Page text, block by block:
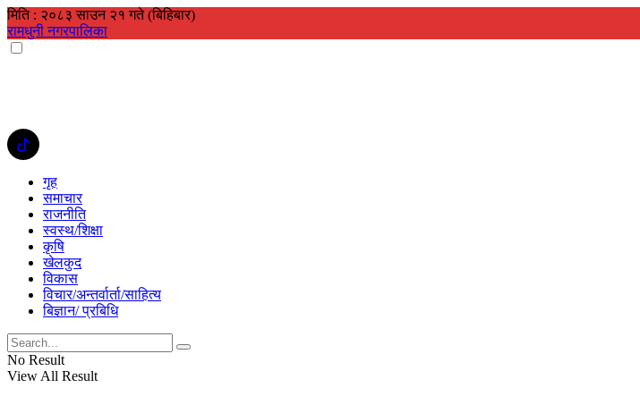
मिति : २०८३ साउन २१ गते (बिहिबार)
रामधुनी नगरपालिका
गृह
समाचार
राजनीति
स्वस्थ/शिक्षा
कृषि
खेलकुद
विकास
विचार/अन्तर्वार्ता/साहित्य
बिज्ञान/ प्रबिधि
No Result
View All Result